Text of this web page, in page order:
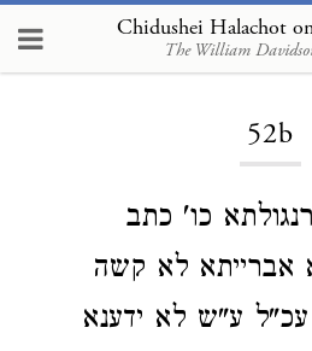
Chidushei Halachot
The WilliamLoading...
52b
כו' כתב
לא קשה
ע"ש לא ידענא